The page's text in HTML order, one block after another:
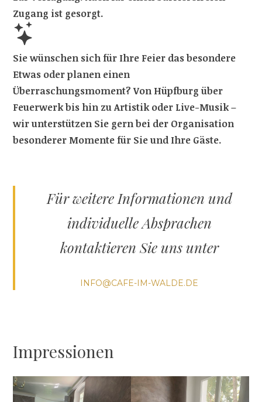
Zugang ist gesorgt.
Sie wünschen sich für Ihre Feier das besondere
Etwas oder planen einen
Überraschungsmoment? Von Hüpfburg über
Feuerwerk bis hin zu Artistik oder Live-Musik –
wir unterstützen Sie gern bei der Organisation
besonderer Momente für Sie und Ihre Gäste.
Für weitere Informationen und
individuelle Absprachen
kontaktieren Sie uns unter
INFO@CAFE-IM-WALDE.DE
Impressionen